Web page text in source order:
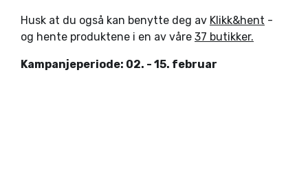
Husk at du også kan benytte deg av Klikk&hent -
og hente produktene i en av våre 37 butikker.
Kampanjeperiode: 02. - 15. februar